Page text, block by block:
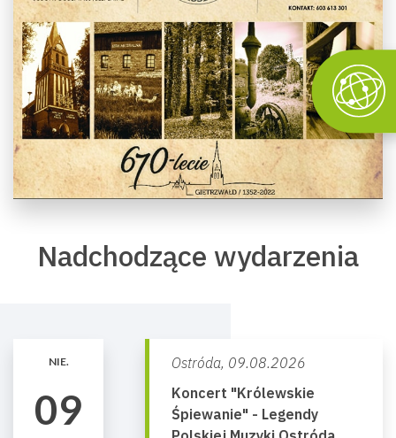
Nadchodzące wydarzenia
NIE.
09
Ostróda, 09.08.2026
Koncert "Królewskie
Śpiewanie" - Legendy